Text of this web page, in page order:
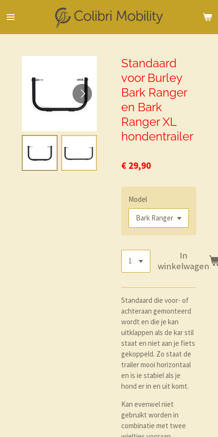
direct
Standaard
voor Burley
Bark Ranger
en Bark
Ranger XL
hondentrailer
€ 29,90
Model
In
winkelwagen
Standaard die voor- of
achteraan gemonteerd
wordt en die je kan
uitklappen als de kar stil
staat en niet aan je fiets
gekoppeld. Zo staat de
trailer mooi horizontaal
en is ie stabiel als je
hond er in en uit komt.
Kan evenwel niet
gebruikt worden in
combinatie met twee